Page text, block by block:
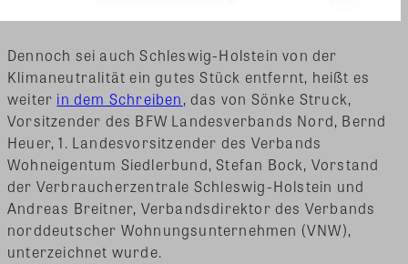
Dennoch sei auch Schleswig-Holstein von der
Klimaneutralität ein gutes Stück entfernt, heißt es
weiter in dem Schreiben, das von Sönke Struck,
Vorsitzender des BFW Landesverbands Nord, Bernd
Heuer, 1. Landesvorsitzender des Verbands
Wohneigentum Siedlerbund, Stefan Bock, Vorstand
der Verbraucherzentrale Schleswig-Holstein und
Andreas Breitner, Verbandsdirektor des Verbands
norddeutscher Wohnungsunternehmen (VNW),
unterzeichnet wurde.